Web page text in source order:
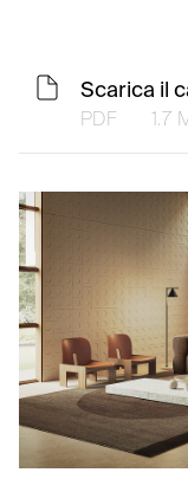
Scarica il
PDF 1.7